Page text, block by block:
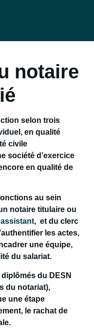
notaire
selon trois
en qualité
civile
société d’exercice
en qualité de
au sein
notaire titulaire ou
, et du clerc
les actes,
une équipe,
du salariat.
du DESN
du notariat),
une étape
, le rachat de